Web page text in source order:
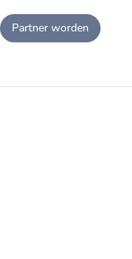
Partner worden